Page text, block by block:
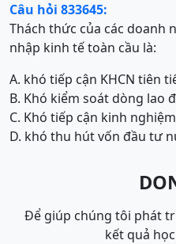
Câu hỏi 833645:
Thách thức của các doanh
nhập kinh tế toàn cầu là:
A. khó tiếp cận KHCN tiên
B. Khó kiểm soát dòng lao
C. Khó tiếp cận kinh
D. khó thu hút vốn đầu tư
Để giúp chúng tôi phát
kết quả